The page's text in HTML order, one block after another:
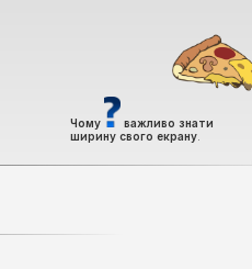
Чому
важливо знати
ширину свого екрану.